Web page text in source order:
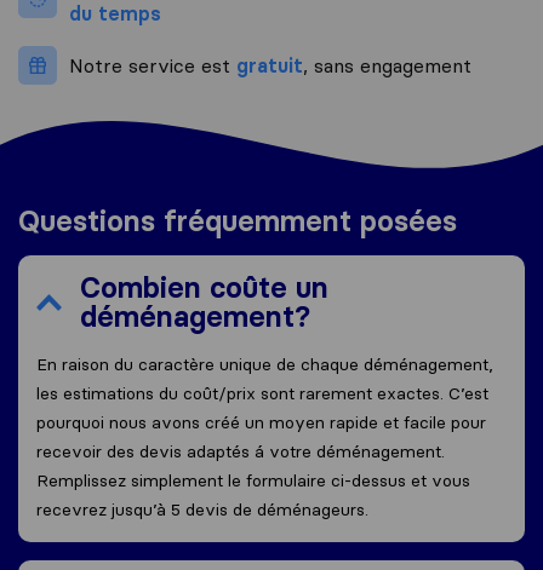
du temps
Notre service est gratuit, sans engagement
Questions fréquemment posées
Combien coûte un
déménagement?
En raison du caractère unique de chaque déménagement,
les estimations du coût/prix sont rarement exactes. C’est
pourquoi nous avons créé un moyen rapide et facile pour
recevoir des devis adaptés á votre déménagement.
Remplissez simplement le formulaire ci-dessus et vous
recevrez jusqu’à 5 devis de déménageurs.